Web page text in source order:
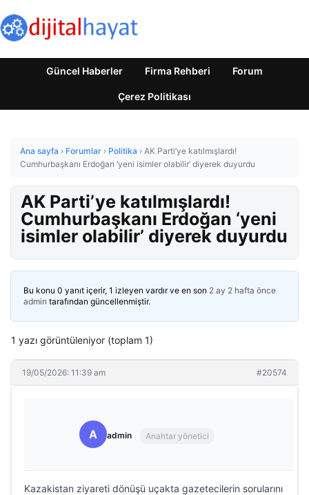
Güncel Haberler Firma Rehberi Forum
Çerez Politikası
Ana sayfa › Forumlar › Politika › AK Parti’ye katılmışlardı!
Cumhurbaşkanı Erdoğan ‘yeni isimler olabilir’ diyerek duyurdu
AK Parti’ye katılmışlardı!
Cumhurbaşkanı Erdoğan ‘yeni
isimler olabilir’ diyerek duyurdu
Bu konu 0 yanıt içerir, 1 izleyen vardır ve en son 2 ay 2 hafta önce
admin tarafından güncellenmiştir.
1 yazı görüntüleniyor (toplam 1)
19/05/2026: 11:39 am #20574
A admin Anahtar yönetici
Kazakistan ziyareti dönüşü uçakta gazetecilerin sorularını